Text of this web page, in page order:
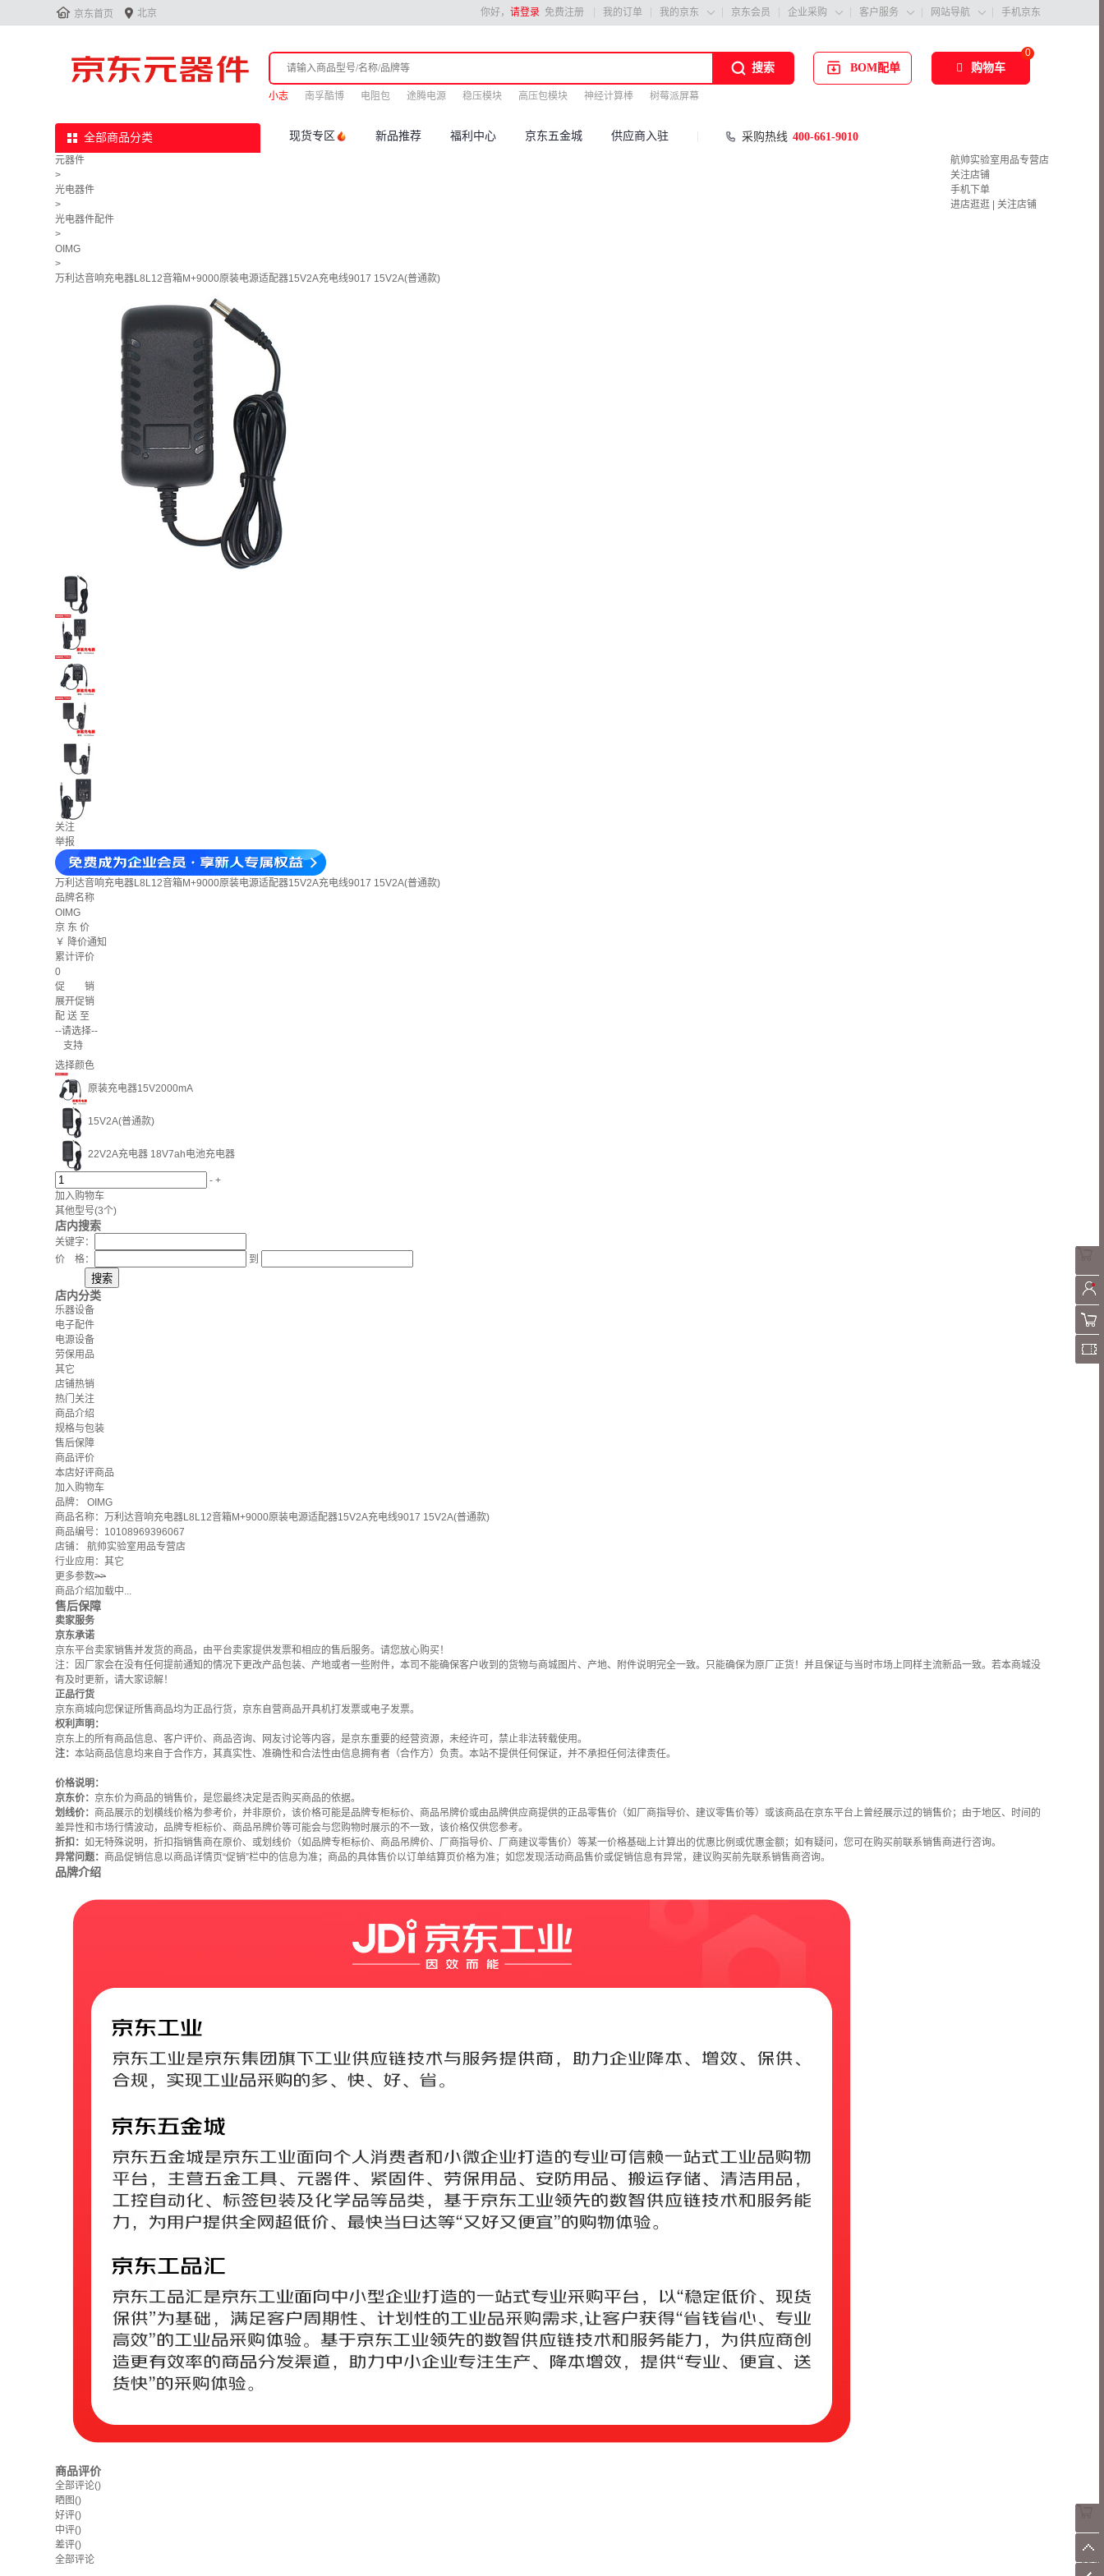
 京东首页  北京 你好， 请登录 免费注册 我的订单 我的京东  京东会员 企业采购  客户服务  网站导航  手机京东
搜索
小志 南孚酷博 电阻包 途腾电源 稳压模块 高压包模块 神经计算棒 树莓派屏幕
BOM配单
0
购物车
全部商品分类 现货专区 新品推荐 福利中心 京东五金城 供应商入驻 采购热线 400-661-9010
元器件
>
光电器件
>
光电器件配件
>
OIMG
>
万利达音响充电器L8L12音箱M+9000原装电源适配器15V2A充电线9017 15V2A(普通款)
航帅实验室用品专营店
关注店铺
手机下单
进店逛逛
关注店铺
关注
举报
万利达音响充电器L8L12音箱M+9000原装电源适配器15V2A充电线9017 15V2A(普通款)
品牌名称
OIMG
京 东 价
￥ 降价通知
累计评价
0
促 销
展开促销
配 送 至
--请选择--
支持
选择颜色
原装充电器15V2000mA
15V2A(普通款)
22V2A充电器 18V7ah电池充电器
- +
加入购物车
其他型号(3个)
店内搜索
关键字：
价 格：
到
店内分类
乐器设备
电子配件
电源设备
劳保用品
其它
店铺热销
热门关注
商品介绍
规格与包装
售后保障
商品评价
本店好评商品
加入购物车
品牌： OIMG
商品名称：万利达音响充电器L8L12音箱M+9000原装电源适配器15V2A充电线9017 15V2A(普通款)
商品编号：10108969396067
店铺： 航帅实验室用品专营店
行业应用：其它
更多参数>>
商品介绍加载中...
售后保障
卖家服务
京东承诺
京东平台卖家销售并发货的商品，由平台卖家提供发票和相应的售后服务。请您放心购买！
注：因厂家会在没有任何提前通知的情况下更改产品包装、产地或者一些附件，本司不能确保客户收到的货物与商城图片、产地、附件说明完全一致。只能确保为原厂正货！并且保证与当时市场上同样主流新品一致。若本商城没
有及时更新，请大家谅解！
正品行货
京东商城向您保证所售商品均为正品行货，京东自营商品开具机打发票或电子发票。
权利声明：
京东上的所有商品信息、客户评价、商品咨询、网友讨论等内容，是京东重要的经营资源，未经许可，禁止非法转载使用。
注： 本站商品信息均来自于合作方，其真实性、准确性和合法性由信息拥有者（合作方）负责。本站不提供任何保证，并不承担任何法律责任。
价格说明：
京东价： 京东价为商品的销售价，是您最终决定是否购买商品的依据。
划线价： 商品展示的划横线价格为参考价，并非原价，该价格可能是品牌专柜标价、商品吊牌价或由品牌供应商提供的正品零售价（如厂商指导价、建议零售价等）或该商品在京东平台上曾经展示过的销售价；由于地区、时间的
差异性和市场行情波动，品牌专柜标价、商品吊牌价等可能会与您购物时展示的不一致，该价格仅供您参考。
折扣： 如无特殊说明，折扣指销售商在原价、或划线价（如品牌专柜标价、商品吊牌价、厂商指导价、厂商建议零售价）等某一价格基础上计算出的优惠比例或优惠金额；如有疑问，您可在购买前联系销售商进行咨询。
异常问题： 商品促销信息以商品详情页“促销”栏中的信息为准；商品的具体售价以订单结算页价格为准；如您发现活动商品售价或促销信息有异常，建议购买前先联系销售商咨询。
品牌介绍
商品评价
全部评论()
晒图()
好评()
中评()
差评()
全部评论
京东